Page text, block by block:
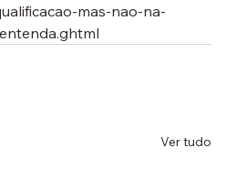
mas-nao-na-
Ver tudo